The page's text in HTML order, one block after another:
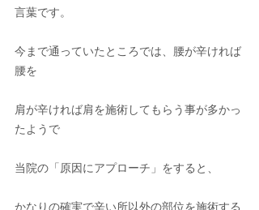
言葉です。
今まで通っていたところでは、腰が辛ければ
腰を
肩が辛ければ肩を施術してもらう事が多かっ
たようで
当院の「原因にアプローチ」をすると、
かなりの確実で辛い所以外の部位を施術する